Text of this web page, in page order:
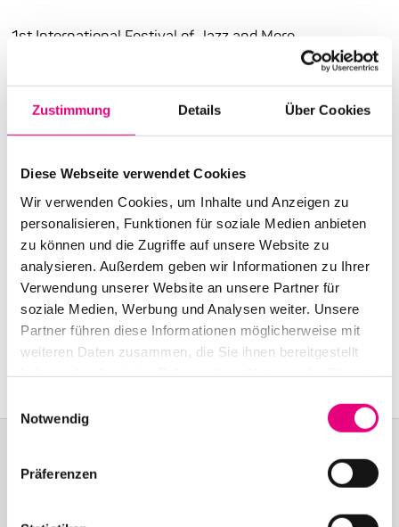
Zustimmung Details Über Cookies
Diese Webseite verwendet Cookies
Wir verwenden Cookies, um Inhalte und Anzeigen zu
personalisieren, Funktionen für soziale Medien anbieten
zu können und die Zugriffe auf unsere Website zu
analysieren. Außerdem geben wir Informationen zu Ihrer
Verwendung unserer Website an unsere Partner für
soziale Medien, Werbung und Analysen weiter. Unsere
Partner führen diese Informationen möglicherweise mit
weiteren Daten zusammen, die Sie ihnen bereitgestellt
Notwendig
Präferenzen
1st International Festival of Jazz and More
Karlstorbahnhof Cultural Center, Heidelberg
Doors open: november17, 1999 – 7:00 p.m.
november 17, 1999 – 10:00 p.m.
Nationality: Germany
Karlstorbahnhof Cultural Center, Heidelberg:
Karlstor, Heidelberg
Event Series: JoBartmes Trio